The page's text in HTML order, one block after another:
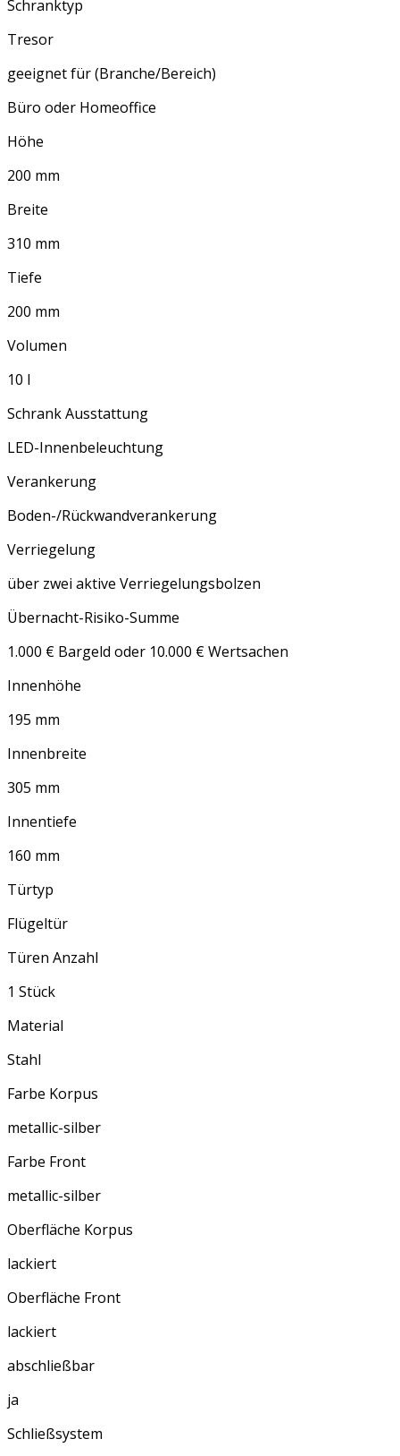
Schranktyp
Tresor
geeignet für (Branche/Bereich)
Büro oder Homeoffice
Höhe
200 mm
Breite
310 mm
Tiefe
200 mm
Volumen
10 l
Schrank Ausstattung
LED-Innenbeleuchtung
Verankerung
Boden-/Rückwandverankerung
Verriegelung
über zwei aktive Verriegelungsbolzen
Übernacht-Risiko-Summe
1.000 € Bargeld oder 10.000 € Wertsachen
Innenhöhe
195 mm
Innenbreite
305 mm
Innentiefe
160 mm
Türtyp
Flügeltür
Türen Anzahl
1 Stück
Material
Stahl
Farbe Korpus
metallic-silber
Farbe Front
metallic-silber
Oberfläche Korpus
lackiert
Oberfläche Front
lackiert
abschließbar
ja
Schließsystem